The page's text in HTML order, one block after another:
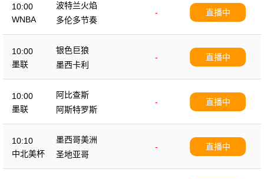
10:00
WNBA
波特兰火焰
-
多伦多节奏
直播中
10:00
墨联
银色巨狼
-
墨西卡利
直播中
10:00
墨联
阿比查斯
-
阿斯特罗斯
直播中
10:10
中北美杯
墨西哥美洲
-
圣地亚哥
直播中